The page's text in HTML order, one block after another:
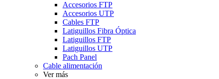
Accesorios FTP
Accesorios UTP
Cables FTP
Latiguillos Fibra Óptica
Latiguillos FTP
Latiguillos UTP
Pach Panel
Cable alimentación
Ver más